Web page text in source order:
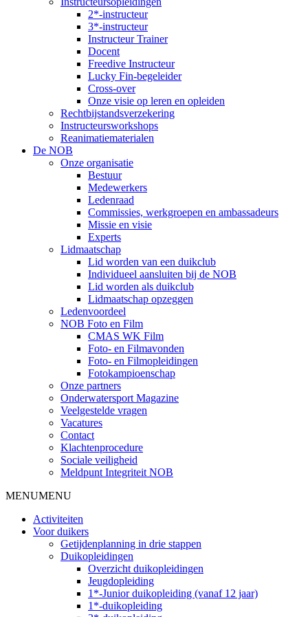
2*-instructeur
3*-instructeur
Instructeur Trainer
Docent
Freedive Instructeur
Lucky Fin-begeleider
Cross-over
Onze visie op leren en opleiden
Rechtbijstandsverzekering
Instructeursworkshops
Reanimatiematerialen
De NOB
Onze organisatie
Bestuur
Medewerkers
Ledenraad
Commissies, werkgroepen en ambassadeurs
Missie en visie
Experts
Lidmaatschap
Lid worden van een duikclub
Individueel aansluiten bij de NOB
Lid worden als duikclub
Lidmaatschap opzeggen
Ledenvoordeel
NOB Foto en Film
CMAS WK Film
Foto- en Filmavonden
Foto- en Filmopleidingen
Fotokampioenschap
Onze partners
Onderwatersport Magazine
Veelgestelde vragen
Vacatures
Contact
Klachtenprocedure
Sociale veiligheid
Meldpunt Integriteit NOB
MENUMENU
Activiteiten
Voor duikers
Getijdenplanning in drie stappen
Duikopleidingen
Overzicht duikopleidingen
Jeugdopleiding
1*-Junior duikopleiding (vanaf 12 jaar)
1*-duikopleiding